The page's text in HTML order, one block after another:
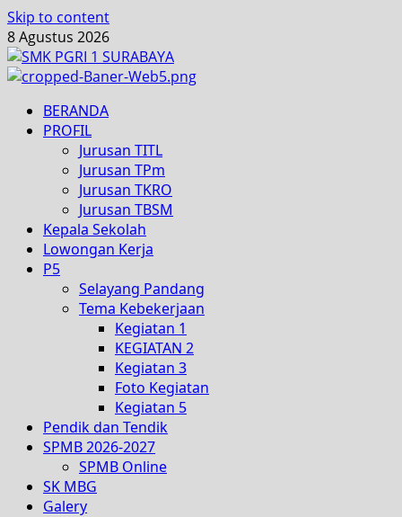
Skip to content
8 Agustus 2026
BERANDA
PROFIL
Jurusan TITL
Jurusan TPm
Jurusan TKRO
Jurusan TBSM
Kepala Sekolah
Lowongan Kerja
P5
Selayang Pandang
Tema Kebekerjaan
Kegiatan 1
KEGIATAN 2
Kegiatan 3
Foto Kegiatan
Kegiatan 5
Pendik dan Tendik
SPMB 2026-2027
SPMB Online
SK MBG
Galery